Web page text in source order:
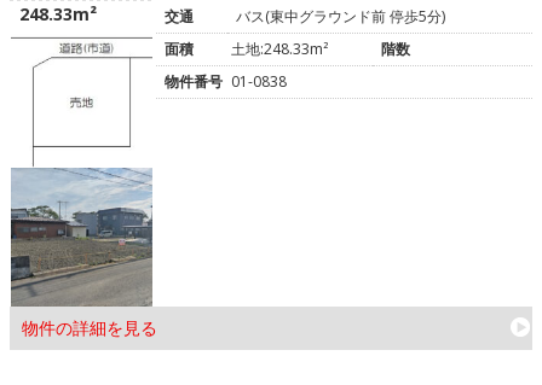
248.33m²
物件の詳細を見る
交通
バス(東中グラウンド前 停歩5分)
面積
土地:248.33m²
階数
物件番号 01-0838